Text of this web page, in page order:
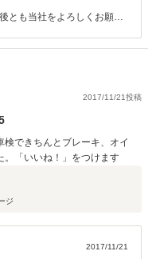
とも当社をよろしくお願い
2017/11/21投稿
できちんとブレーキ、オイ
。「いいね！」をつけます
ジ
2017/11/21